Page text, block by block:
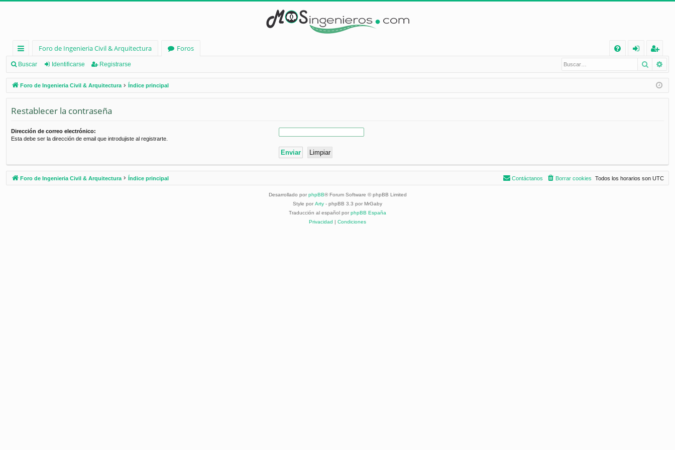
nl
ac
es
rá
d
Foro de Ingenieria Civil & Arquitectura
Foros
Q
nt
ifi
eg
ist
ra
Buscar Identificarse Registrarse Buscar
Foro de Ingenieria Civil & Arquitectura Índice principal
Restablecer la contraseña
Dirección de correo electrónico:
Esta debe ser la dirección de email que introdujiste al registrarte.
Foro de Ingenieria Civil & Arquitectura Índice principal Todos los horarios son UTC
Borrar cookies
Contáctanos
Desarrollado por phpBB® Forum Software © phpBB Limited
Style por Arty - phpBB 3.3 por MrGaby
Traducción al español por phpBB España
Privacidad | Condiciones